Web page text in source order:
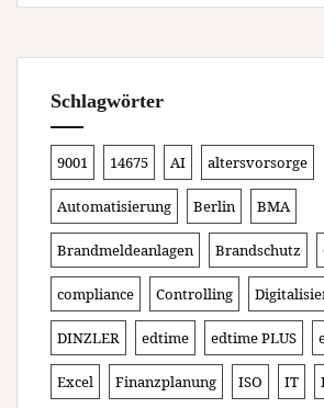
Schlagwörter
9001 14675 AI altersvorsorge
Automatisierung Berlin BMA
Brandmeldeanlagen Brandschutz
compliance Controlling
DINZLER edtime edtime PLUS
Excel Finanzplanung ISO IT